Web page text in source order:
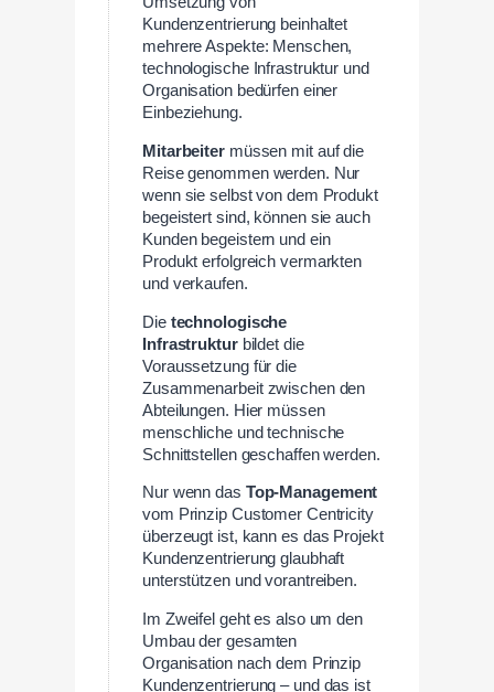
Kundenzentrierung beinhaltet
mehrere Aspekte: Menschen,
technologische Infrastruktur und
Organisation bedürfen einer
Einbeziehung.
Mitarbeitermüssen mit auf die
Reise genommen werden. Nur
wenn sie selbst von dem Produkt
begeistert sind, können sie auch
Kunden begeistern und ein
Produkt erfolgreich vermarkten
und verkaufen.
Die technologische
Infrastrukturbildet die
Voraussetzung für die
Zusammenarbeit zwischen den
Abteilungen. Hier müssen
menschliche und technische
Schnittstellen geschaffen werden.
Nur wenn das Top-Management
vom Prinzip Customer Centricity
überzeugt ist, kann es das Projekt
Kundenzentrierung glaubhaft
unterstützen und vorantreiben.
Im Zweifel geht es also um den
Umbau der gesamten
Organisation nach dem Prinzip
Kundenzentrierung – und das ist